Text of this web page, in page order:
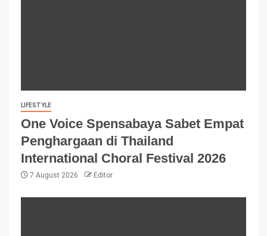
LIFESTYLE
One Voice Spensabaya Sabet Empat
Penghargaan di Thailand
International Choral Festival 2026
7 August 2026 Editor